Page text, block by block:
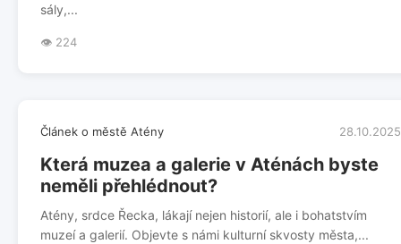
sály,...
👁️ 224
Článek o městě Atény 28.10.2025
Která muzea a galerie v Aténách byste
neměli přehlédnout?
Atény, srdce Řecka, lákají nejen historií, ale i bohatstvím
muzeí a galerií. Objevte s námi kulturní skvosty města,...